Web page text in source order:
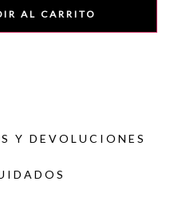
AL CARRITO
Y DEVOLUCIONES